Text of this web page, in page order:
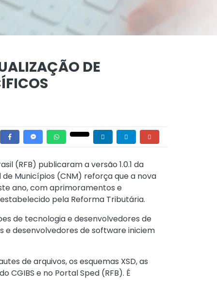
DE
(RFB) publicaram a versão 1.0.1 da
Municípios (CNM) reforça que a nova
ano, com aprimoramentos e
pela Reforma Tributária.
de tecnologia e desenvolvedores de
desenvolvedores de software iniciem
de arquivos, os esquemas XSD, as
e no Portal Sped (RFB). É